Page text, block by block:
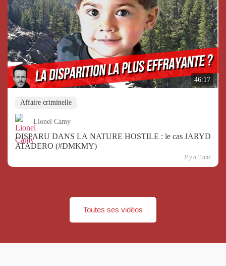
46:17
Affaire criminelle
Lionel Camy
DISPARU DANS LA NATURE HOSTILE : le cas JARYD
ATADERO (#DMKMY)
Il y a 3 ans
Toutes ses vidéos